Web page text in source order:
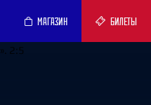
МАГАЗИН БИЛЕТЫ